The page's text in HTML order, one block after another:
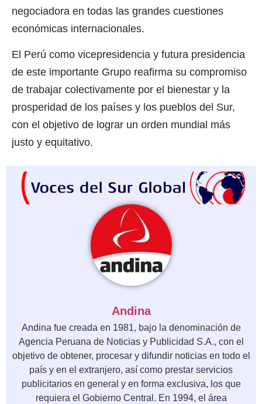
negociadora en todas las grandes cuestiones
económicas internacionales.
El Perú como vicepresidencia y futura presidencia
de este importante Grupo reafirma su compromiso
de trabajar colectivamente por el bienestar y la
prosperidad de los países y los pueblos del Sur,
con el objetivo de lograr un orden mundial más
justo y equitativo.
Andina
Andina fue creada en 1981, bajo la denominación de
Agencia Peruana de Noticias y Publicidad S.A., con el
objetivo de obtener, procesar y difundir noticias en todo el
país y en el extranjero, así como prestar servicios
publicitarios en general y en forma exclusiva, los que
requiera el Gobierno Central. En 1994, el área